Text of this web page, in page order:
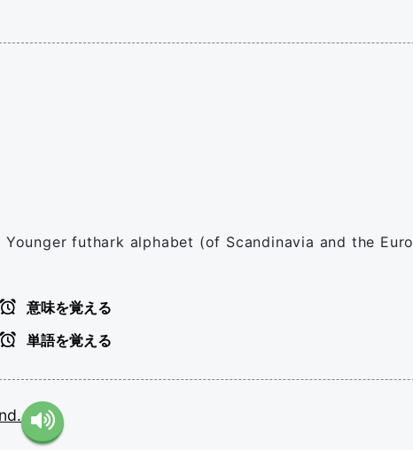
futhark alphabet (of Scandinavia and the
意味を覚える
単語を覚える